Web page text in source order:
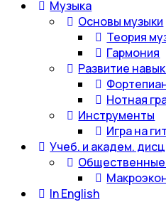
Музыка
Основы музыки
Теория
Гармония
Развитие
Нотная
Инструменты
Игра на
Учеб. и академ.
Общественные
In English